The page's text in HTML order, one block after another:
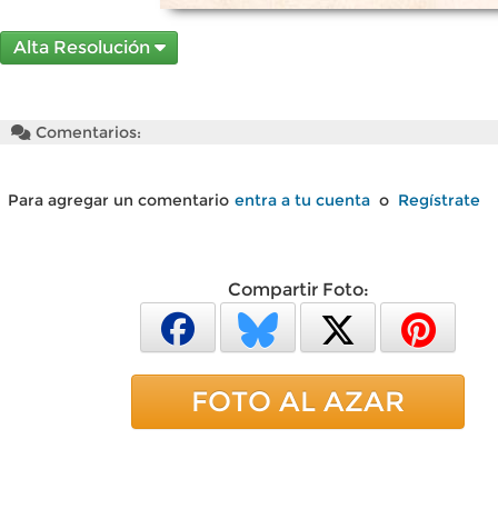
Alta Resolución
Comentarios:
Para agregar un comentario entra a tu cuenta o Regístrate
Compartir Foto:
FOTO AL AZAR